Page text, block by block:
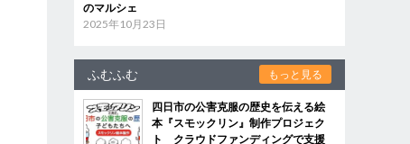
のマルシェ
2025年10月23日
ふむふむ もっと見る
四日市の公害克服の歴史を伝える絵
本『スモックリン』制作プロジェク
ト クラウドファンディングで支援